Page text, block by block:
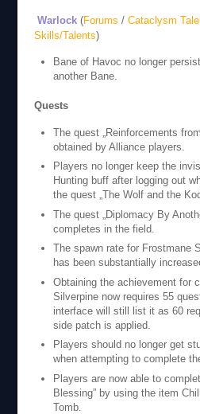
Warlock(Forums / Cataclysm
Skills/Talents)
Bane of Havoc no longer
another Bane.
Quests
The quest „Reinforcements
obtained by Alliance players.
Players no longer keep the
Hunting buff after logging out
the quest „The Wolf and the
The quest „Diplomacy By
completes in the field.
The spawn rate for Frostmane
has been substantially
Obtaining the achievement for
Silverpine now requires 55
interface will still list it as 60
side patch is applied.
Players should no longer get
when attempting to complete
Players are now able to
Blessing” by using the item
Tomb.